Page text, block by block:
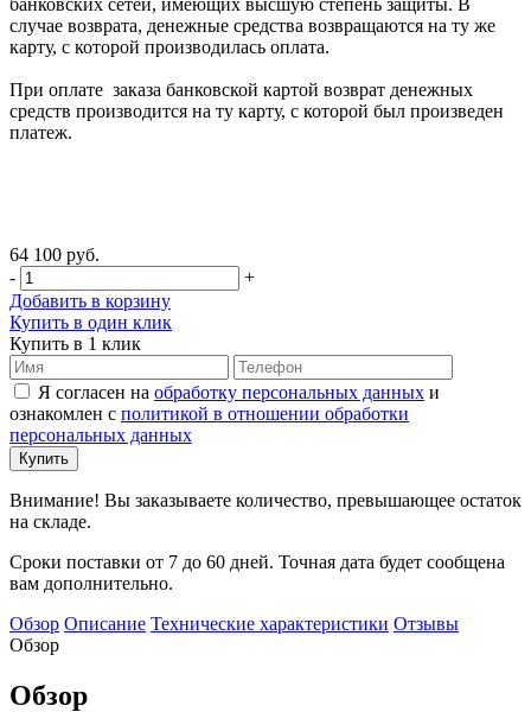
случае возврата, денежные средства возвращаются на ту же
карту, с которой производилась оплата.
При оплате заказа банковской картой возврат денежных
средств производится на ту карту, с которой был произведен
платеж.
64 100 руб.
-
+
Добавить в корзину
Купить в один клик
Купить в 1 клик
Я согласен на обработку персональных данных и
ознакомлен с политикой в отношении обработки
персональных данных
Внимание! Вы заказываете количество, превышающее остаток
на складе.
Сроки поставки от 7 до 60 дней. Точная дата будет сообщена
вам дополнительно.
Обзор Описание Технические характеристики Отзывы
Обзор
Обзор